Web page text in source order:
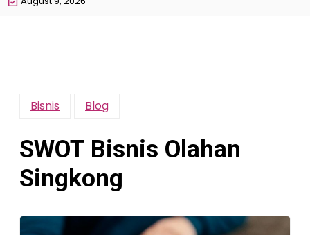
Bisnis Blog
SWOT Bisnis Olahan
Singkong